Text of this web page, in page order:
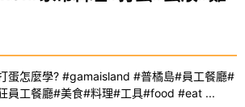
蛋怎麼學? #gamaisland #普橘島#員工餐廳#
員工餐廳#美食#料理#工具#food #eat ...